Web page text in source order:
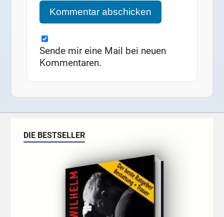
Sende mir eine Mail bei neuen
Kommentaren.
DIE BESTSELLER